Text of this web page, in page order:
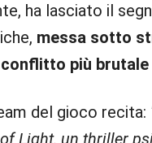
ha lasciato il
messa sotto
più
del gioco recita:
Light, un thriller